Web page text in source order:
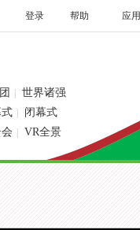
帮助 应用
登录
世界诸强
闭幕式
VR全景